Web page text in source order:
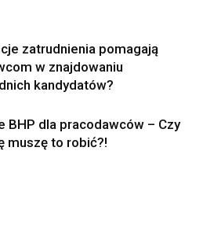
zatrudnienia pomagają
w znajdowaniu
kandydatów?
BHP dla pracodawców – Czy
muszę to robić?!